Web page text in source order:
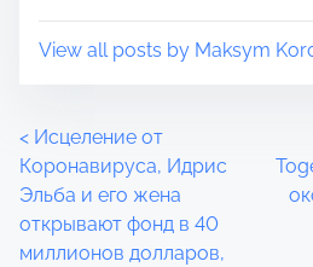
View all posts by Maksym
P
o
s
< Исцеление от
Коронавируса, Идрис
Эльба и его жена
открывают фонд в 40
миллионов долларов,